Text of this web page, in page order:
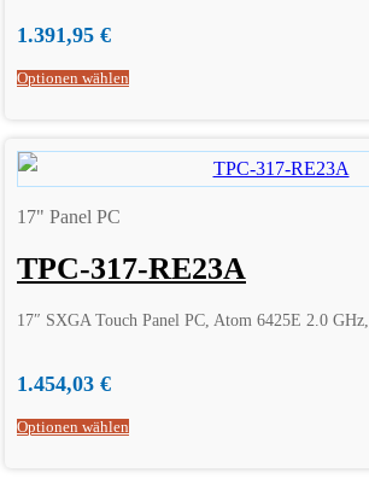
1.391,95 €
Optionen wählen
17" Panel PC
TPC-317-RE23A
17″ SXGA Touch Panel PC, Atom 6425E 2.0
1.454,03 €
Optionen wählen